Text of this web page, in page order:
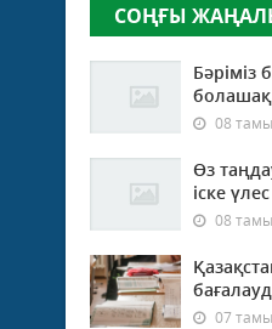
СОҢҒЫ
Бәріміз
08
Өз
іске
08
07